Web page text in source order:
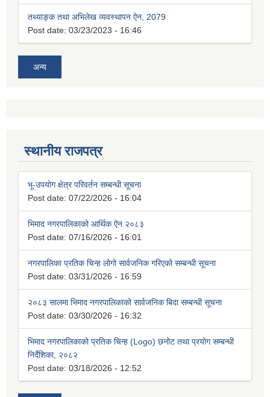
तथ्याङ्क तथा अभिलेख व्यवस्थापन ऐन, 2079
Post date: 03/23/2023 - 16:46
अन्य
स्थानीय राजपत्र
भू-उपयोग क्षेत्र परिवर्तन सम्बन्धी सूचना
Post date: 07/22/2026 - 16:04
भिमाद नगरपालिकाको आर्थिक ऐन २०८३
Post date: 07/16/2026 - 16:01
नगरपालिका प्रतिक चिन्ह लोगो सार्वजनिक गरिएको सम्बन्धी सूचना
Post date: 03/31/2026 - 16:59
२०८३ सालमा भिमाद नगरपालिकाको सार्वजनिक बिदा सम्बन्धी सूचना
Post date: 03/30/2026 - 16:32
भिमाद नगरपालिकाको प्रतिक चिन्ह (Logo) छनोट तथा प्रयोग सम्बन्धी
निर्देशिका, २०८२
Post date: 03/18/2026 - 12:52